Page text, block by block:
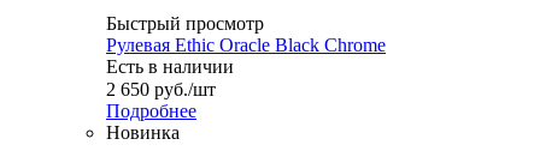
Быстрый просмотр
Рулевая Ethic Oracle Black Chrome
Есть в наличии
2 650 руб./шт
Подробнее
Новинка